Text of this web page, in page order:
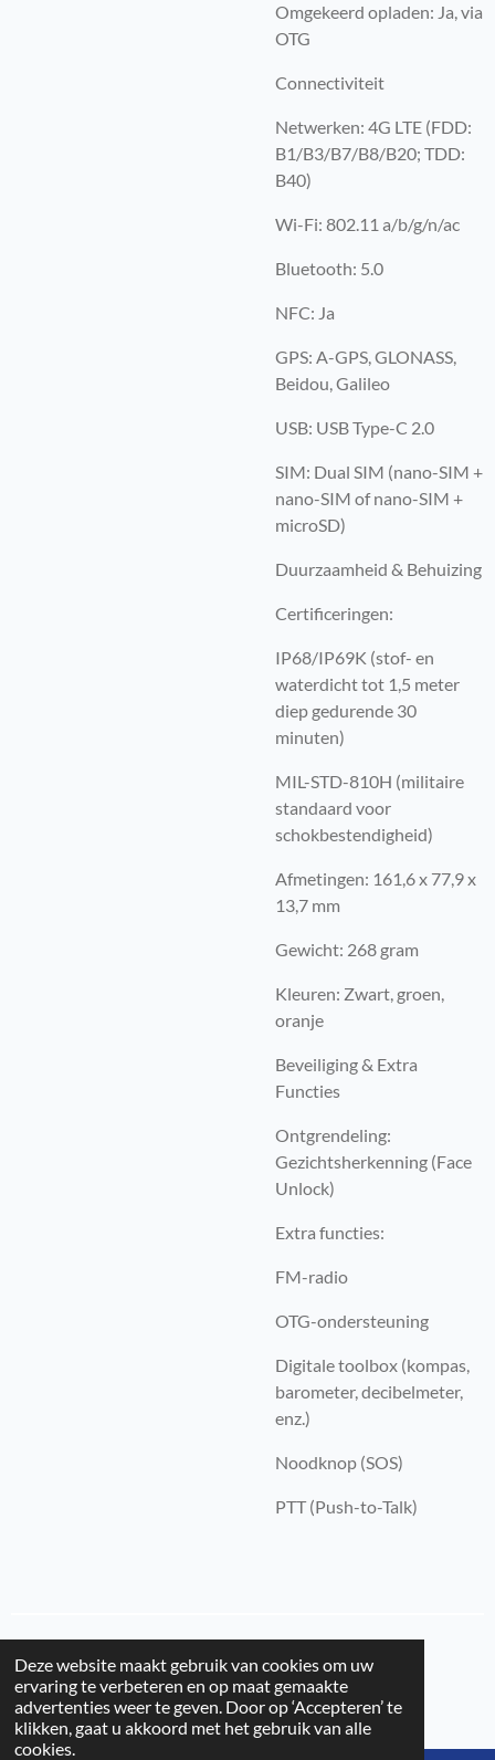
Deze website maakt gebruik van cookies om uw
ervaring te verbeteren en op maat gemaakte
advertenties weer te geven. Door op ‘Accepteren’ te
klikken, gaat u akkoord met het gebruik van alle
cookies.
Omgekeerd opladen: Ja, via
OTG
Connectiviteit
Netwerken: 4G LTE (FDD:
B1/B3/B7/B8/B20; TDD:
B40)
Wi-Fi: 802.11 a/b/g/n/ac
Bluetooth: 5.0
NFC: Ja
GPS: A-GPS, GLONASS,
Beidou, Galileo
USB: USB Type-C 2.0
SIM: Dual SIM (nano-SIM +
nano-SIM of nano-SIM +
microSD)
Duurzaamheid & Behuizing
Certificeringen:
IP68/IP69K (stof- en
waterdicht tot 1,5 meter
diep gedurende 30
minuten)
MIL-STD-810H (militaire
standaard voor
schokbestendigheid)
Afmetingen: 161,6 x 77,9 x
13,7 mm
Gewicht: 268 gram
Kleuren: Zwart, groen,
oranje
Beveiliging & Extra
Functies
Ontgrendeling:
Gezichtsherkenning (Face
Unlock)
Extra functies:
FM-radio
OTG-ondersteuning
Digitale toolbox (kompas,
barometer, decibelmeter,
enz.)
Noodknop (SOS)
PTT (Push-to-Talk)